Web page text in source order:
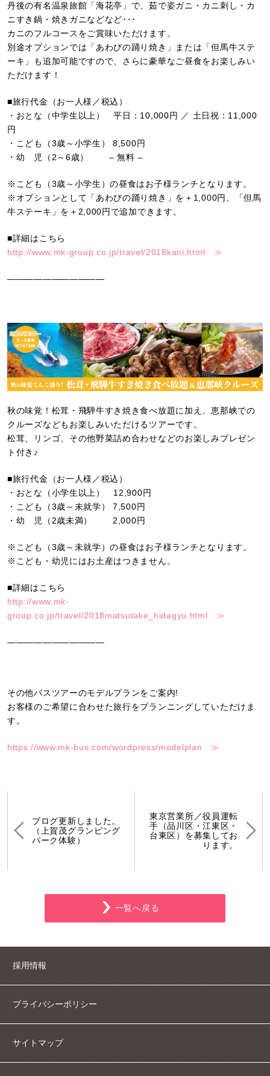
丹後の有名温泉旅館「海花亭」で、茹で姿ガニ・カニ刺し・カ
ニすき鍋・焼きガニなどなど･･･
カニのフルコースをご賞味いただけます。
別途オプションでは「あわびの踊り焼き」または「但馬牛ステ
ーキ」も追加可能ですので、さらに豪華なご昼食をお楽しみい
ただけます！
■旅行代金（お一人様／税込）
・おとな（中学生以上） 平日：10,000円 ／ 土日祝：11,000
円
・こども（3歳～小学生） 8,500円
・幼 児（2～6歳） – 無料 –
※こども（3歳～小学生）の昼食はお子様ランチとなります。
※オプションとして「あわびの踊り焼き」を＋1,000円、「但馬
牛ステーキ」を＋2,000円で追加できます。
■詳細はこちら
http://www.mk-group.co.jp/travel/2018kani.html ≫
———————————
秋の味覚！松茸・飛騨牛すき焼き食べ放題に加え、恵那峡での
クルーズなどもお楽しみいただけるツアーです。
松茸、リンゴ、その他野菜詰め合わせなどのお楽しみプレゼン
ト付き♪
■旅行代金（お一人様／税込）
・おとな（小学生以上） 12,900円
・こども（3歳～未就学） 7,500円
・幼 児（2歳未満） 2,000円
※こども（3歳～未就学）の昼食はお子様ランチとなります。
※こども・幼児にはお土産はつきません。
■詳細はこちら
http://www.mk-
group.co.jp/travel/2018matsutake_hidagyu.html ≫
———————————
その他バスツアーのモデルプランをご案内!
お客様のご希望に合わせた旅行をプランニングしていただけま
す。
https://www.mk-bus.com/wordpress/modelplan ≫
ブログ更新しました。
（上賀茂グランピング
パーク体験）
東京営業所／役員運転
手（品川区・江東区・
台東区）を募集してお
ります。
一覧へ戻る
採用情報
プライバシーポリシー
サイトマップ